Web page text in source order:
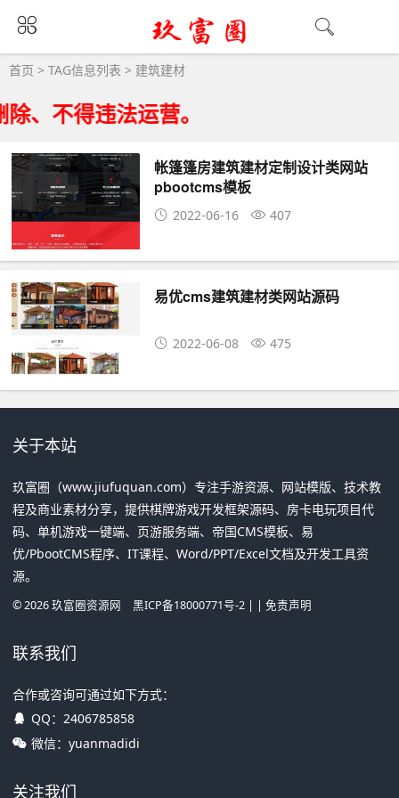
首页 > TAG信息列表 > 建筑建材
、不得违法运营。
帐篷篷房建筑建材定制设计类网站
pbootcms模板
2022-06-16 407
易优cms建筑建材类网站源码
2022-06-08 475
关于本站
玖富圈（www.jiufuquan.com）专注手游资源、网站模版、技术教
程及商业素材分享，提供棋牌游戏开发框架源码、房卡电玩项目代
码、单机游戏一键端、页游服务端、帝国CMS模板、易
优/PbootCMS程序、IT课程、Word/PPT/Excel文档及开发工具资
源。
©2026玖富圈资源网 黑ICP备18000771号-2| | 免责声明
联系我们
合作或咨询可通过如下方式：
QQ： 2406785858
微信：yuanmadidi
关注我们